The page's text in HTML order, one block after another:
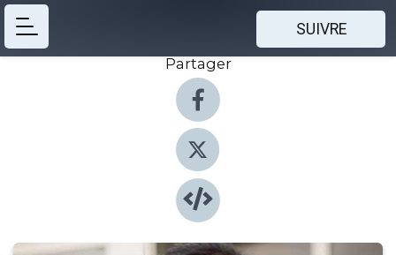
SUIVRE
Partager